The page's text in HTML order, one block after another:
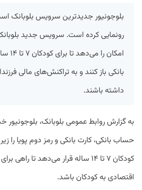
بلوجونیور جدیدترین سرویس بلوبانک
رونمایی کرده است. سرویس جدید
امکان
بانکی باز کنند و به تراکنش‌های مالی
داشته باشند.
به گزارش روابط عمومی بلوبانک، بلوجونیور
حساب بانکی، کارت بانکی و رمز دوم پویا را
کودکان ۷ تا ۱۴ ساله قرار می‌دهد تا
اقتصادی به کودکان باشد.